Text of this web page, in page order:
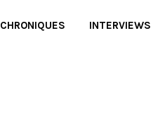
CHRONIQUES INTERVIEWS